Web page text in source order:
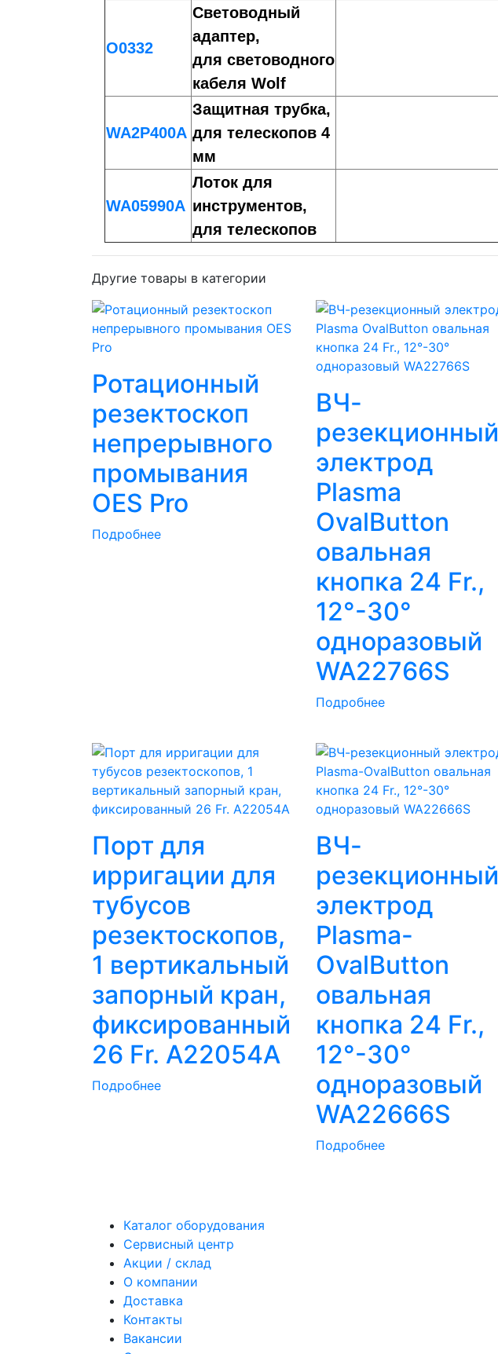
O0332
Световодный
адаптер,
для световодного
кабеля Wolf
WA2P400A
Защитная трубка,
для телескопов 4
мм
WA05990A
Лоток для
инструментов,
для телескопов
Другие товары в категории
Ротационный
резектоскоп
непрерывного
промывания
OES Pro
Подробнее
ВЧ-
резекционный
электрод
Plasma
OvalButton
овальная
кнопка 24 Fr.,
12°-30°
одноразовый
WA22766S
Подробнее
Порт для
ирригации для
тубусов
резектоскопов,
1 вертикальный
запорный кран,
фиксированный
26 Fr. A22054A
Подробнее
ВЧ-
резекционный
электрод
Plasma-
OvalButton
овальная
кнопка 24 Fr.,
12°-30°
одноразовый
WA22666S
Подробнее
Каталог оборудования
Сервисный центр
Акции / склад
О компании
Доставка
Контакты
Вакансии